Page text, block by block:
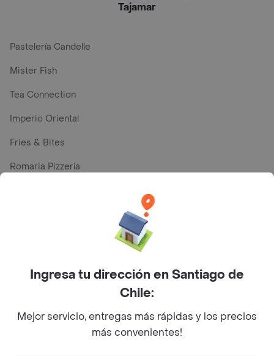
Tajamar
Pastelería Candelle
Mister Fish
Tea Connection
Imperio Oriental
Fries & Bites
Romaria Pizzería
Pronto Sándwich
Ingresa tu dirección en Santiago de
Chile:
Mejor servicio, entregas más rápidas y los precios
más convenientes!